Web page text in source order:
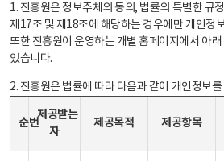
1. 진흥원은 정보주체의 동의, 법률의 특별한 규
제17조 및 제18조에 해당하는 경우에만 개인정
또한 진흥원이 운영하는 개별 홈페이지에서 아
있습니다.
2. 진흥원은 법률에 따라 다음과 같이 개인정보
순번
제공받는
자
제공목적 제공항목